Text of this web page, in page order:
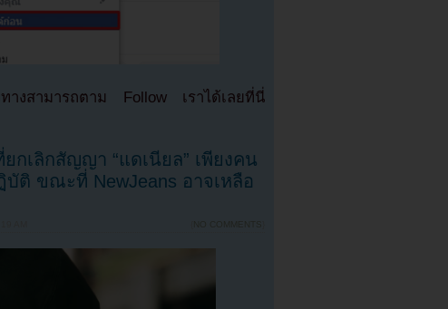
างสามารถตาม Follow เราได้เลยที่นี่
กเลิกสัญญา “แดเนียล” เพียงคน
บัติ ขณะที่ NewJeans อาจเหลือ
NO COMMENTS